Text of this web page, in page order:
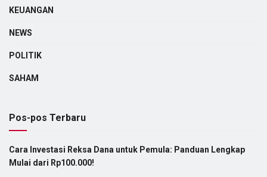
KEUANGAN
NEWS
POLITIK
SAHAM
Pos-pos Terbaru
Cara Investasi Reksa Dana untuk Pemula: Panduan Lengkap
Mulai dari Rp100.000!